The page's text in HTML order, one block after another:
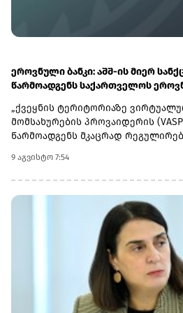
ეროვნული ბანკი: აშშ-ის მიერ
წარმოადგენს საქართველოს
„ქვეყნის ტერიტორიაზე
მომსახურების პროვაიდერის
წარმოადგენს მკაცრად
რომელიც ახორციელებს ამ ტიპის
გაიაროს სავალდებულო
ეროვნულ ბანკში.ხაზგასმით
სახაზინო დეპარტამენტის უცხოური
კონტროლის ოფისის (OFAC) მიერ
შპს „შელბითს“ (SHPS SHELBIT) -
მომსახურების პროვაიდერად
საქართველოს ეროვნული
შესაბამისად ის არ წარმოადგენს
რეგულირებულ სუბიექტს.ამასთან,
მონაცემების თანახმად, აღნიშნულ
9 აგვისტო 7:54